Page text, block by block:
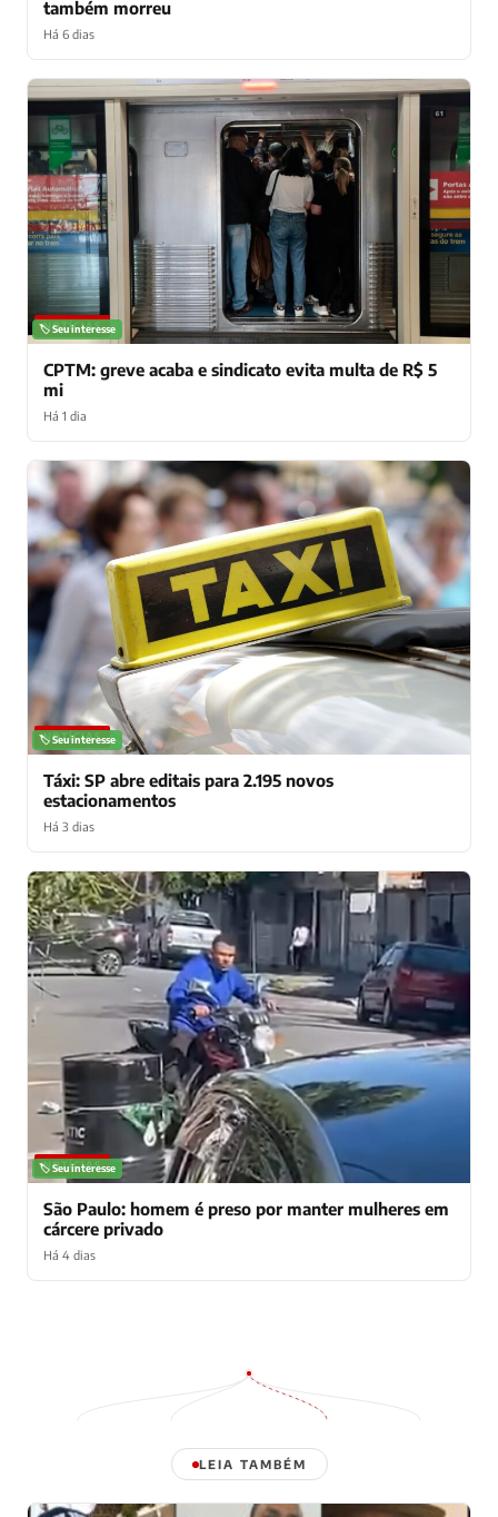
também morreu
Há 6 dias
NOTÍCIAS
🏷️ Seu interesse
CPTM: greve acaba e sindicato evita multa de R$ 5
mi
Há 1 dia
NOTÍCIAS
🏷️ Seu interesse
Táxi: SP abre editais para 2.195 novos
estacionamentos
Há 3 dias
NOTÍCIAS
🏷️ Seu interesse
São Paulo: homem é preso por manter mulheres em
cárcere privado
Há 4 dias
LEIA TAMBÉM